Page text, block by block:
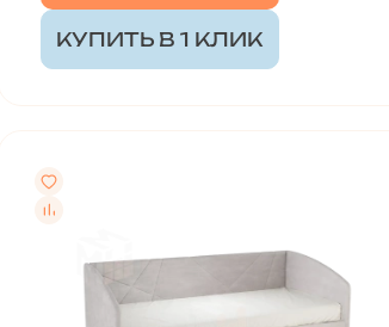
КУПИТЬ В 1 КЛИК